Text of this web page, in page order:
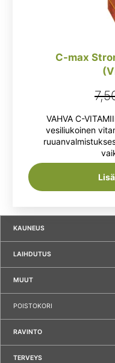
KAUNEUS
LAIHDUTUS
MUUT
POISTOKORI
RAVINTO
TERVEYS
C-max
VAHVA C-
vesiliukoinen